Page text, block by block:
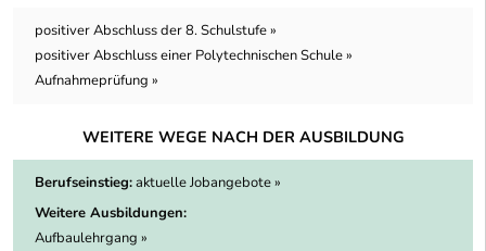
positiver Abschluss der 8. Schulstufe »
positiver Abschluss einer Polytechnischen Schule »
Aufnahmeprüfung »
WEITERE WEGE NACH DER AUSBILDUNG
Berufseinstieg:aktuelle Jobangebote »
Weitere Ausbildungen:
Aufbaulehrgang »